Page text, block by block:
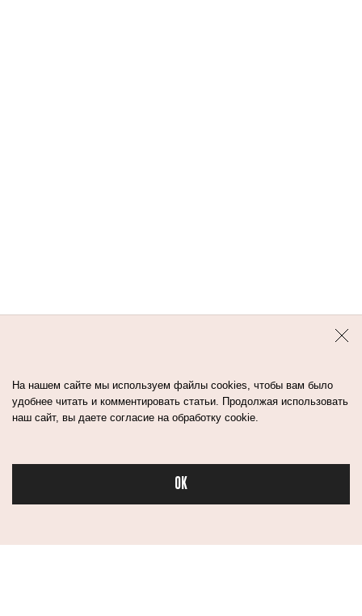
На нашем сайте мы используем файлы cookies, чтобы вам было
удобнее читать и комментировать статьи. Продолжая использовать
наш сайт, вы даете согласие на обработку cookie.
OK